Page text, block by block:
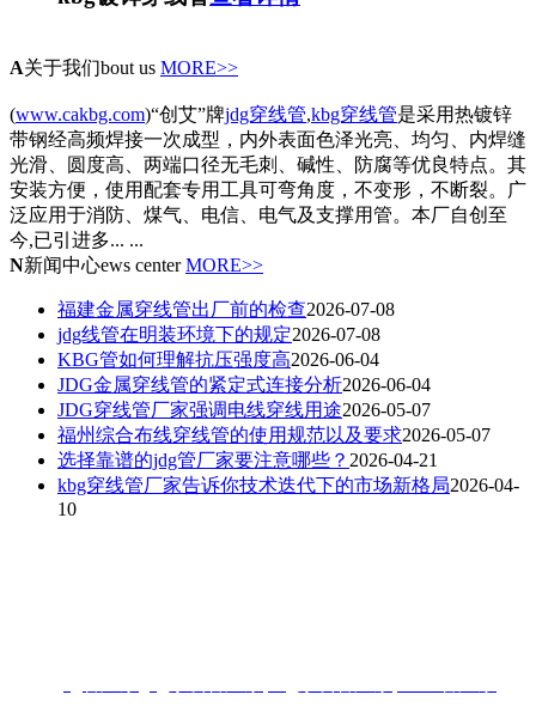
A关于我们bout us MORE>>
(www.cakbg.com)“创艾”牌jdg穿线管,kbg穿线管是采用热镀锌
带钢经高频焊接一次成型，内外表面色泽光亮、均匀、内焊缝
光滑、圆度高、两端口径无毛刺、碱性、防腐等优良特点。其
安装方便，使用配套专用工具可弯角度，不变形，不断裂。广
泛应用于消防、煤气、电信、电气及支撑用管。本厂自创至
今,已引进多... ...
N新闻中心ews center MORE>>
福建金属穿线管出厂前的检查2026-07-08
jdg线管在明装环境下的规定2026-07-08
KBG管如何理解抗压强度高2026-06-04
JDG金属穿线管的紧定式连接分析2026-06-04
JDG穿线管厂家强调电线穿线用途2026-05-07
福州综合布线穿线管的使用规范以及要求2026-05-07
选择靠谱的jdg管厂家要注意哪些？ 2026-04-21
kbg穿线管厂家告诉你技术迭代下的市场新格局2026-04-
10